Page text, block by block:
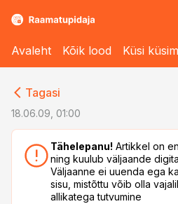
Avaleht Kõik lood Küsi
Tagasi
18.06.09, 01:00
Tähelepanu! Artikkel on
ning kuulub väljaande
Väljaanne ei uuenda ega
sisu, mistõttu võib olla
allikatega tutvumine